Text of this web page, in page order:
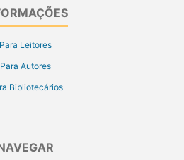
Para Leitores
Para Autores
Bibliotecários